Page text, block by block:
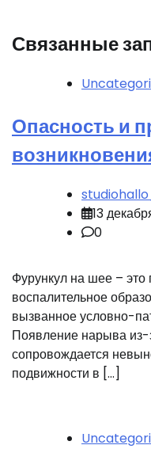
Связанные
Опасность и
studiohallo_
13
0
Фурункул на шее – это
воспалительное
вызванное условно-
Появление нарыва из-
сопровождается
подвижности в […]